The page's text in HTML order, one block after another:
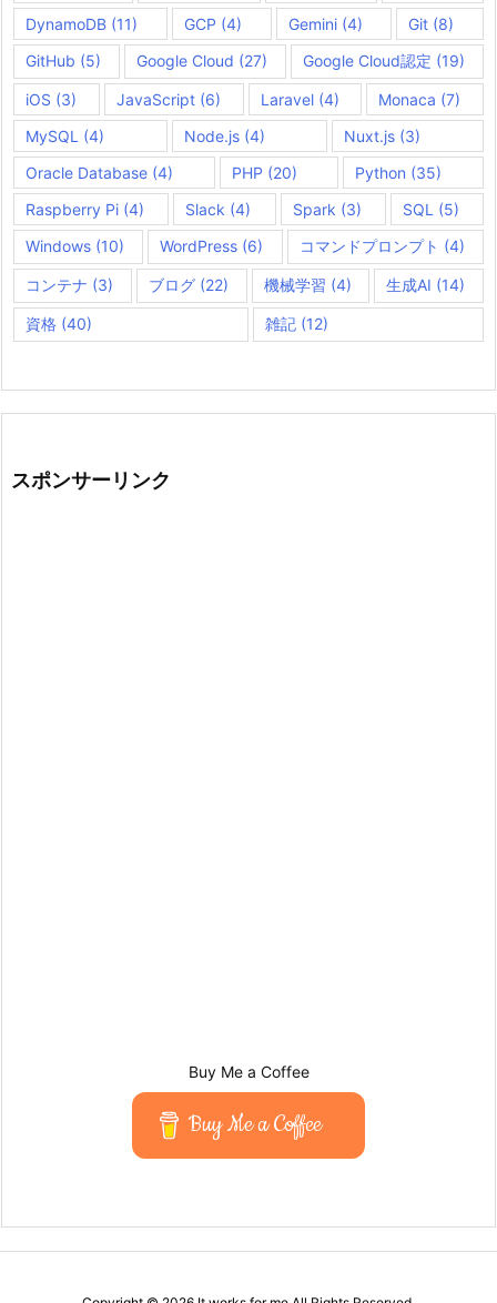
DynamoDB (11) GCP (4) Gemini(4) Git (8)
GitHub (5) Google Cloud (27) Google Cloud認定 (19)
iOS (3) JavaScript(6) Laravel(4) Monaca (7)
MySQL (4) Node.js(4) Nuxt.js (3)
Oracle Database (4) PHP (20) Python (35)
Raspberry Pi (4) Slack (4) Spark (3) SQL (5)
Windows (10) WordPress (6) コマンドプロンプト (4)
コンテナ (3) ブログ(22) 機械学習 (4) 生成AI (14)
資格 (40) 雑記(12)
スポンサーリンク
Buy Me a Coffee
Buy Me a Coffee